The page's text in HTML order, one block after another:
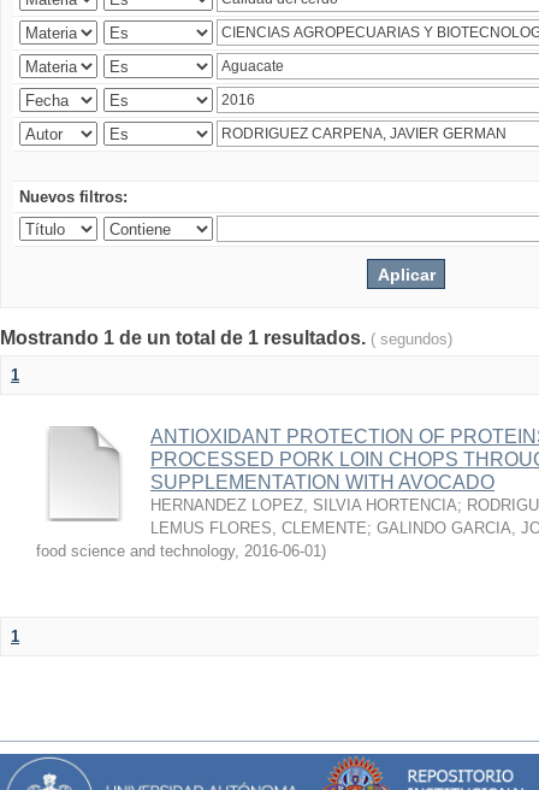
Nuevos filtros:
Mostrando 1 de un total de 1 resultados. ( segundos)
1
ANTIOXIDANT PROTECTION OF
PROCESSED PORK LOIN CHOPS
SUPPLEMENTATION WITH AVOCADO
HERNANDEZ LOPEZ, SILVIA HORTENCIA;
LEMUS FLORES, CLEMENTE; GALINDO GARCIA,
food science and technology, 2016-06-01)
1